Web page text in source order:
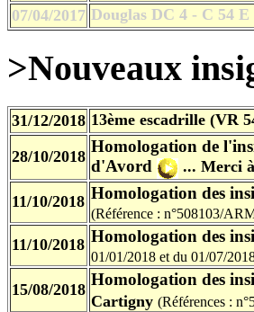
07/04/2017 Douglas DC 4 - C 54
>Nouveaux
31/12/2018 13ème escadrille (VR
28/10/2018
Homologation de
d'Avord
... Merci
11/10/2018 Homologation des
(Référence : n°508103/
11/10/2018 Homologation des
01/01/2018 et du 01/07/
15/08/2018
Homologation des
Cartigny (Références :